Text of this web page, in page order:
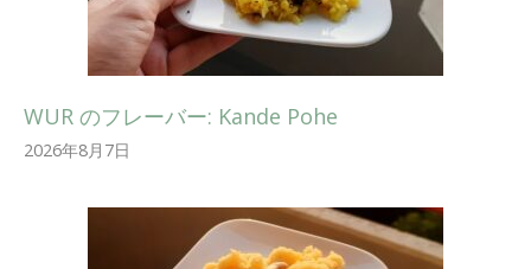
WUR のフレーバー: Kande Pohe
2026年8月7日